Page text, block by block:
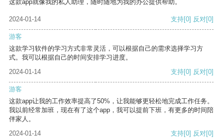
这款app就像我的私人助理，随时随地为我的办公提供帮助。
2024-01-14 支持[0] 反对[0]
游客
这款学习软件的学习方式非常灵活，可以根据自己的需求选择学习方
式。我可以根据自己的时间安排学习进度。
2024-01-14
支持[0] 反对[0]
游客
这款app让我的工作效率提高了50%，让我能够更轻松地完成工作任务。
我以前经常加班，现在有了这个app，我可以提前下班，有更多的时间陪
伴家人。
2024-01-14
支持[0] 反对[0]